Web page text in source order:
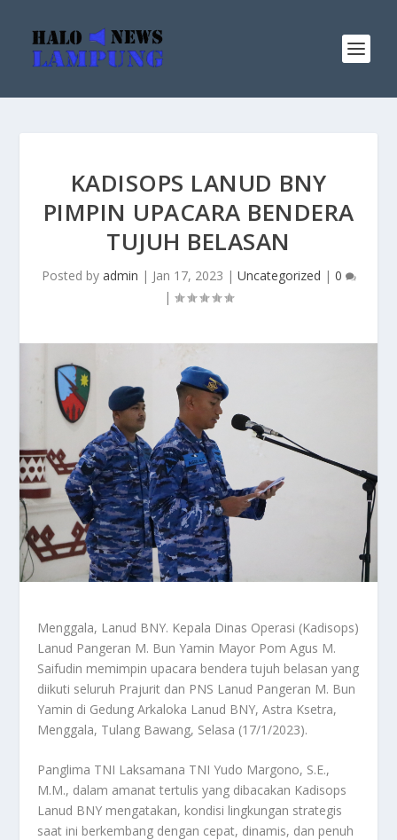
KADISOPS LANUD BNY
PIMPIN UPACARA BENDERA
TUJUH BELASAN
Posted by admin | Jan 17, 2023 | Uncategorized | 0
|
Menggala, Lanud BNY. Kepala Dinas Operasi (Kadisops)
Lanud Pangeran M. Bun Yamin Mayor Pom Agus M.
Saifudin memimpin upacara bendera tujuh belasan yang
diikuti seluruh Prajurit dan PNS Lanud Pangeran M. Bun
Yamin di Gedung Arkaloka Lanud BNY, Astra Ksetra,
Menggala, Tulang Bawang, Selasa (17/1/2023).
Panglima TNI Laksamana TNI Yudo Margono, S.E.,
M.M., dalam amanat tertulis yang dibacakan Kadisops
Lanud BNY mengatakan, kondisi lingkungan strategis
saat ini berkembang dengan cepat, dinamis, dan penuh